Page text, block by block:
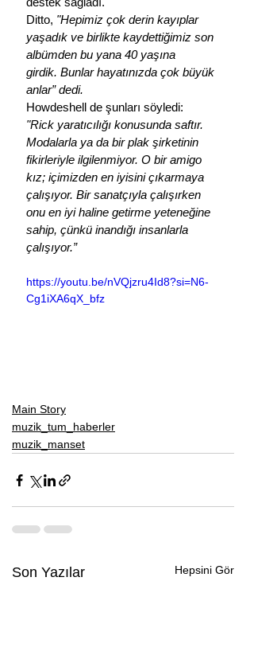
Ditto, "Hepimiz çok derin kayıplar
yaşadık ve birlikte kaydettiğimiz son
albümden bu yana 40 yaşına
girdik. Bunlar hayatınızda çok büyük
anlar” dedi.
Howdeshell de şunları söyledi:
"Rick yaratıcılığı konusunda saftır.
Modalarla ya da bir plak şirketinin
fikirleriyle ilgilenmiyor. O bir amigo
kız; içimizden en iyisini çıkarmaya
çalışıyor. Bir sanatçıyla çalışırken
onu en iyi haline getirme yeteneğine
sahip, çünkü inandığı insanlarla
çalışıyor.”
https://youtu.be/nVQjzru4Id8?si=N6-
Cg1iXA6qX_bfz
Main Story
muzik_tum_haberler
muzik_manset
Son Yazılar Hepsini Gör